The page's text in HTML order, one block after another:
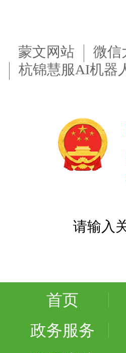
蒙文网站 微信
杭锦慧服AI机器
首页
政务服务